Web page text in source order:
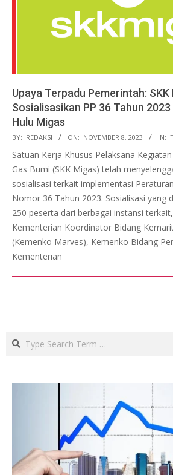
Upaya Terpadu Pemerintah: SKK
Sosialisasikan PP 36 Tahun
Hulu Migas
2023-
11-
08
BY: REDAKSI ON: NOVEMBER 8, 2023 IN:
Satuan Kerja Khusus Pelaksana
Gas Bumi (SKK Migas) telah
sosialisasi terkait implementasi
Nomor 36 Tahun 2023. Sosialisasi yang
250 peserta dari berbagai instansi
Kementerian Koordinator Bidang
(Kemenko Marves), Kemenko Bidang
Kementerian
Search